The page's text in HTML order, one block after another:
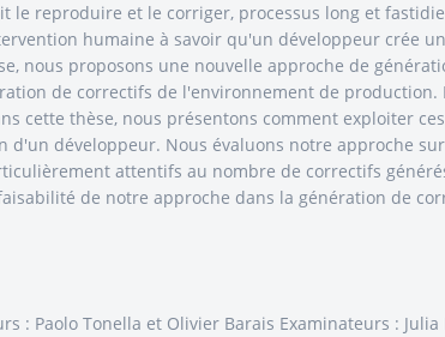
reproduire et le corriger, processus long et
humaine à savoir qu'un développeur crée
nous proposons une nouvelle approche de
de correctifs de l'environnement de production.
cette thèse, nous présentons comment exploiter
développeur. Nous évaluons notre approche
attentifs au nombre de correctifs
de notre approche dans la génération de
Paolo Tonella et Olivier Barais Examinateurs :